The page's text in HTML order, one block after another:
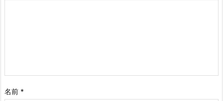
名前 *